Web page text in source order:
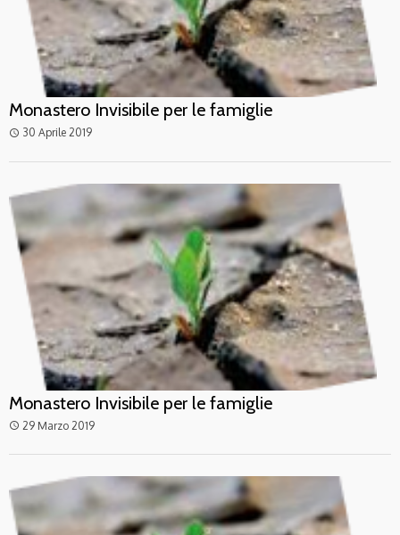
Monastero Invisibile per le famiglie
access_time 30 Aprile 2019
Monastero Invisibile per le famiglie
access_time 29 Marzo 2019